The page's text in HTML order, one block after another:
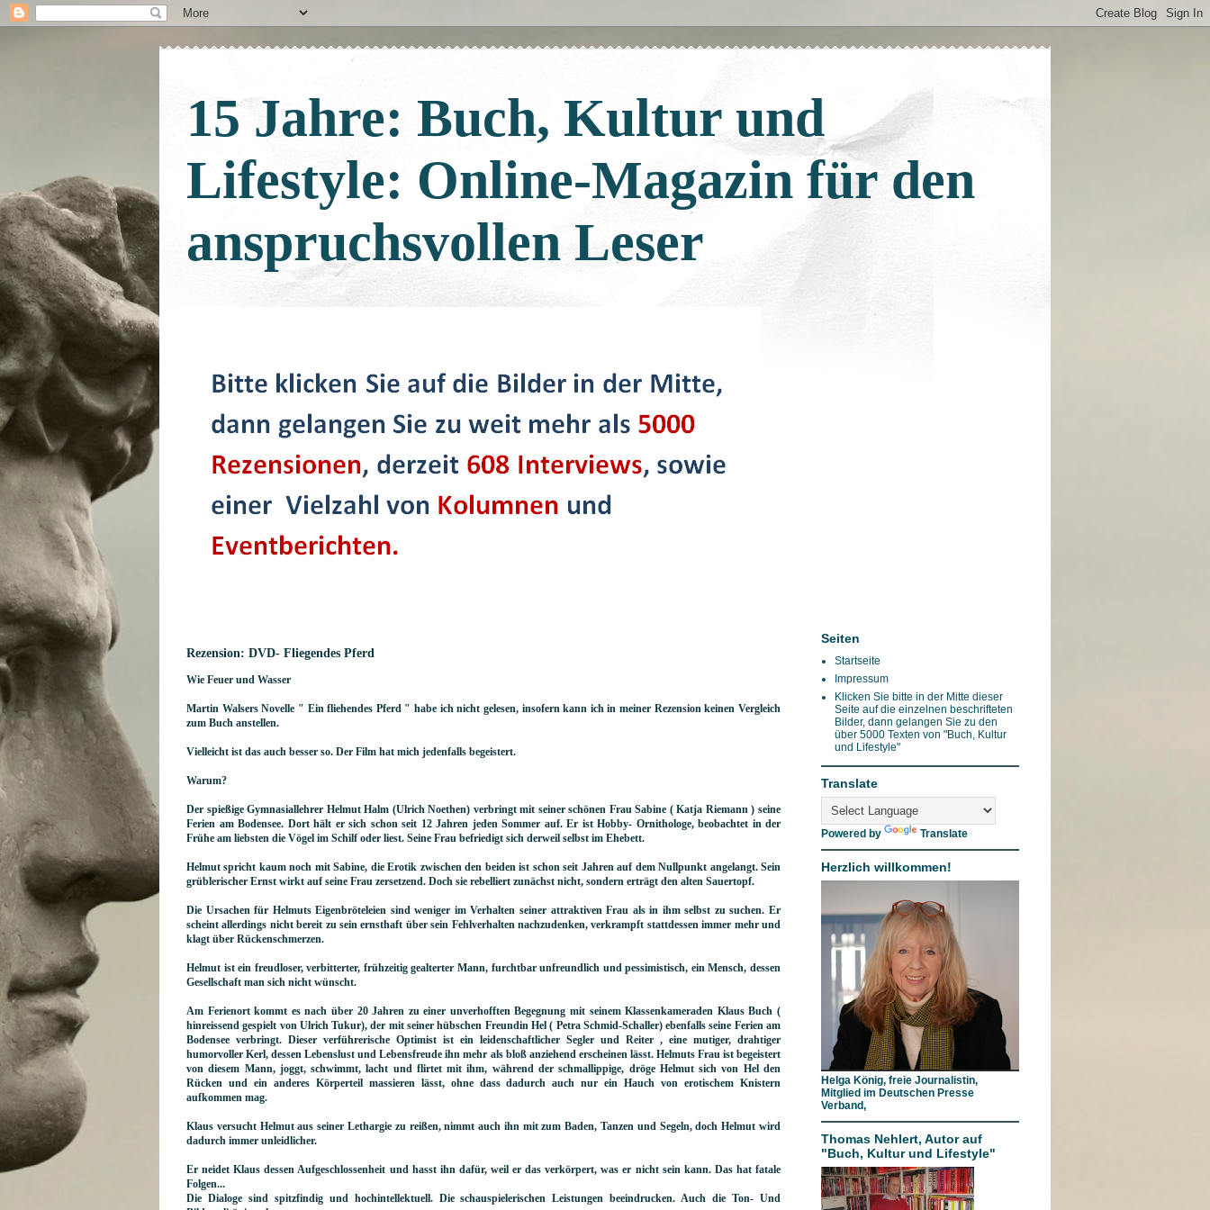
15 Jahre: Buch, Kultur und
Lifestyle: Online-Magazin für den
anspruchsvollen Leser
Rezension: DVD- Fliegendes Pferd
Wie Feuer und Wasser
Martin Walsers Novelle " Ein fliehendes Pferd " habe ich nicht gelesen, insofern kann ich in meiner Rezension keinen Vergleich
zum Buch anstellen.
Vielleicht ist das auch besser so. Der Film hat mich jedenfalls begeistert.
Warum?
Der spießige Gymnasiallehrer Helmut Halm (Ulrich Noethen) verbringt mit seiner schönen Frau Sabine ( Katja Riemann ) seine
Ferien am Bodensee. Dort hält er sich schon seit 12 Jahren jeden Sommer auf. Er ist Hobby- Ornithologe, beobachtet in der
Frühe am liebsten die Vögel im Schilf oder liest. Seine Frau befriedigt sich derweil selbst im Ehebett.
Helmut spricht kaum noch mit Sabine, die Erotik zwischen den beiden ist schon seit Jahren auf dem Nullpunkt angelangt. Sein
grüblerischer Ernst wirkt auf seine Frau zersetzend. Doch sie rebelliert zunächst nicht, sondern erträgt den alten Sauertopf.
Die Ursachen für Helmuts Eigenbröteleien sind weniger im Verhalten seiner attraktiven Frau als in ihm selbst zu suchen. Er
scheint allerdings nicht bereit zu sein ernsthaft über sein Fehlverhalten nachzudenken, verkrampft stattdessen immer mehr und
klagt über Rückenschmerzen.
Helmut ist ein freudloser, verbitterter, frühzeitig gealterter Mann, furchtbar unfreundlich und pessimistisch, ein Mensch, dessen
Gesellschaft man sich nicht wünscht.
Am Ferienort kommt es nach über 20 Jahren zu einer unverhofften Begegnung mit seinem Klassenkameraden Klaus Buch (
hinreissend gespielt von Ulrich Tukur), der mit seiner hübschen Freundin Hel ( Petra Schmid-Schaller) ebenfalls seine Ferien am
Bodensee verbringt. Dieser verführerische Optimist ist ein leidenschaftlicher Segler und Reiter , eine mutiger, drahtiger
humorvoller Kerl, dessen Lebenslust und Lebensfreude ihn mehr als bloß anziehend erscheinen lässt. Helmuts Frau ist begeistert
von diesem Mann, joggt, schwimmt, lacht und flirtet mit ihm, während der schmallippige, dröge Helmut sich von Hel den
Rücken und ein anderes Körperteil massieren lässt, ohne dass dadurch auch nur ein Hauch von erotischem Knistern
aufkommen mag.
Klaus versucht Helmut aus seiner Lethargie zu reißen, nimmt auch ihn mit zum Baden, Tanzen und Segeln, doch Helmut wird
dadurch immer unleidlicher.
Er neidet Klaus dessen Aufgeschlossenheit und hasst ihn dafür, weil er das verkörpert, was er nicht sein kann. Das hat fatale
Folgen...
Die Dialoge sind spitzfindig und hochintellektuell. Die schauspielerischen Leistungen beeindrucken. Auch die Ton- Und
Seiten
Startseite
Impressum
Klicken Sie bitte in der Mitte dieser
Seite auf die einzelnen beschrifteten
Bilder, dann gelangen Sie zu den
über 5000 Texten von "Buch, Kultur
und Lifestyle"
Translate
Powered by Translate
Herzlich willkommen!
Helga König, freie Journalistin,
Mitglied im Deutschen Presse
Verband,
Thomas Nehlert, Autor auf
"Buch, Kultur und Lifestyle"